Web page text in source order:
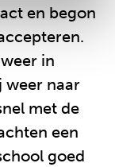
en begon
in
weer naar
met de
een
goed